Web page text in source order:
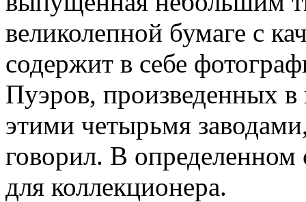
великолепной бумаге с
содержит в себе
Пуэров, произведенных
этими четырьмя
говорил. В определенном
для коллекционера.